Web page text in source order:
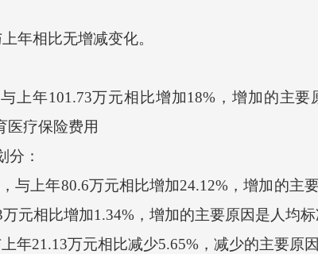
相比无增减变化。
年101.73万元相比增加18%，增加的主要
医疗保险费用
：
上年80.6万元相比增加24.12%，增加的主要
元相比增加1.34%，增加的主要原因是人均标
21.13万元相比减少5.65%，减少的主要原